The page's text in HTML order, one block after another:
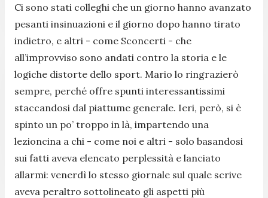
Ci sono stati colleghi che un giorno hanno avanzato
pesanti insinuazioni e il giorno dopo hanno tirato
indietro, e altri - come Sconcerti - che
all’improvviso sono andati contro la storia e le
logiche distorte dello sport. Mario lo ringrazierò
sempre, perché offre spunti interessantissimi
staccandosi dal piattume generale. Ieri, però, si è
spinto un po’ troppo in là, impartendo una
lezioncina a chi - come noi e altri - solo basandosi
sui fatti aveva elencato perplessità e lanciato
allarmi: venerdì lo stesso giornale sul quale scrive
aveva peraltro sottolineato gli aspetti più